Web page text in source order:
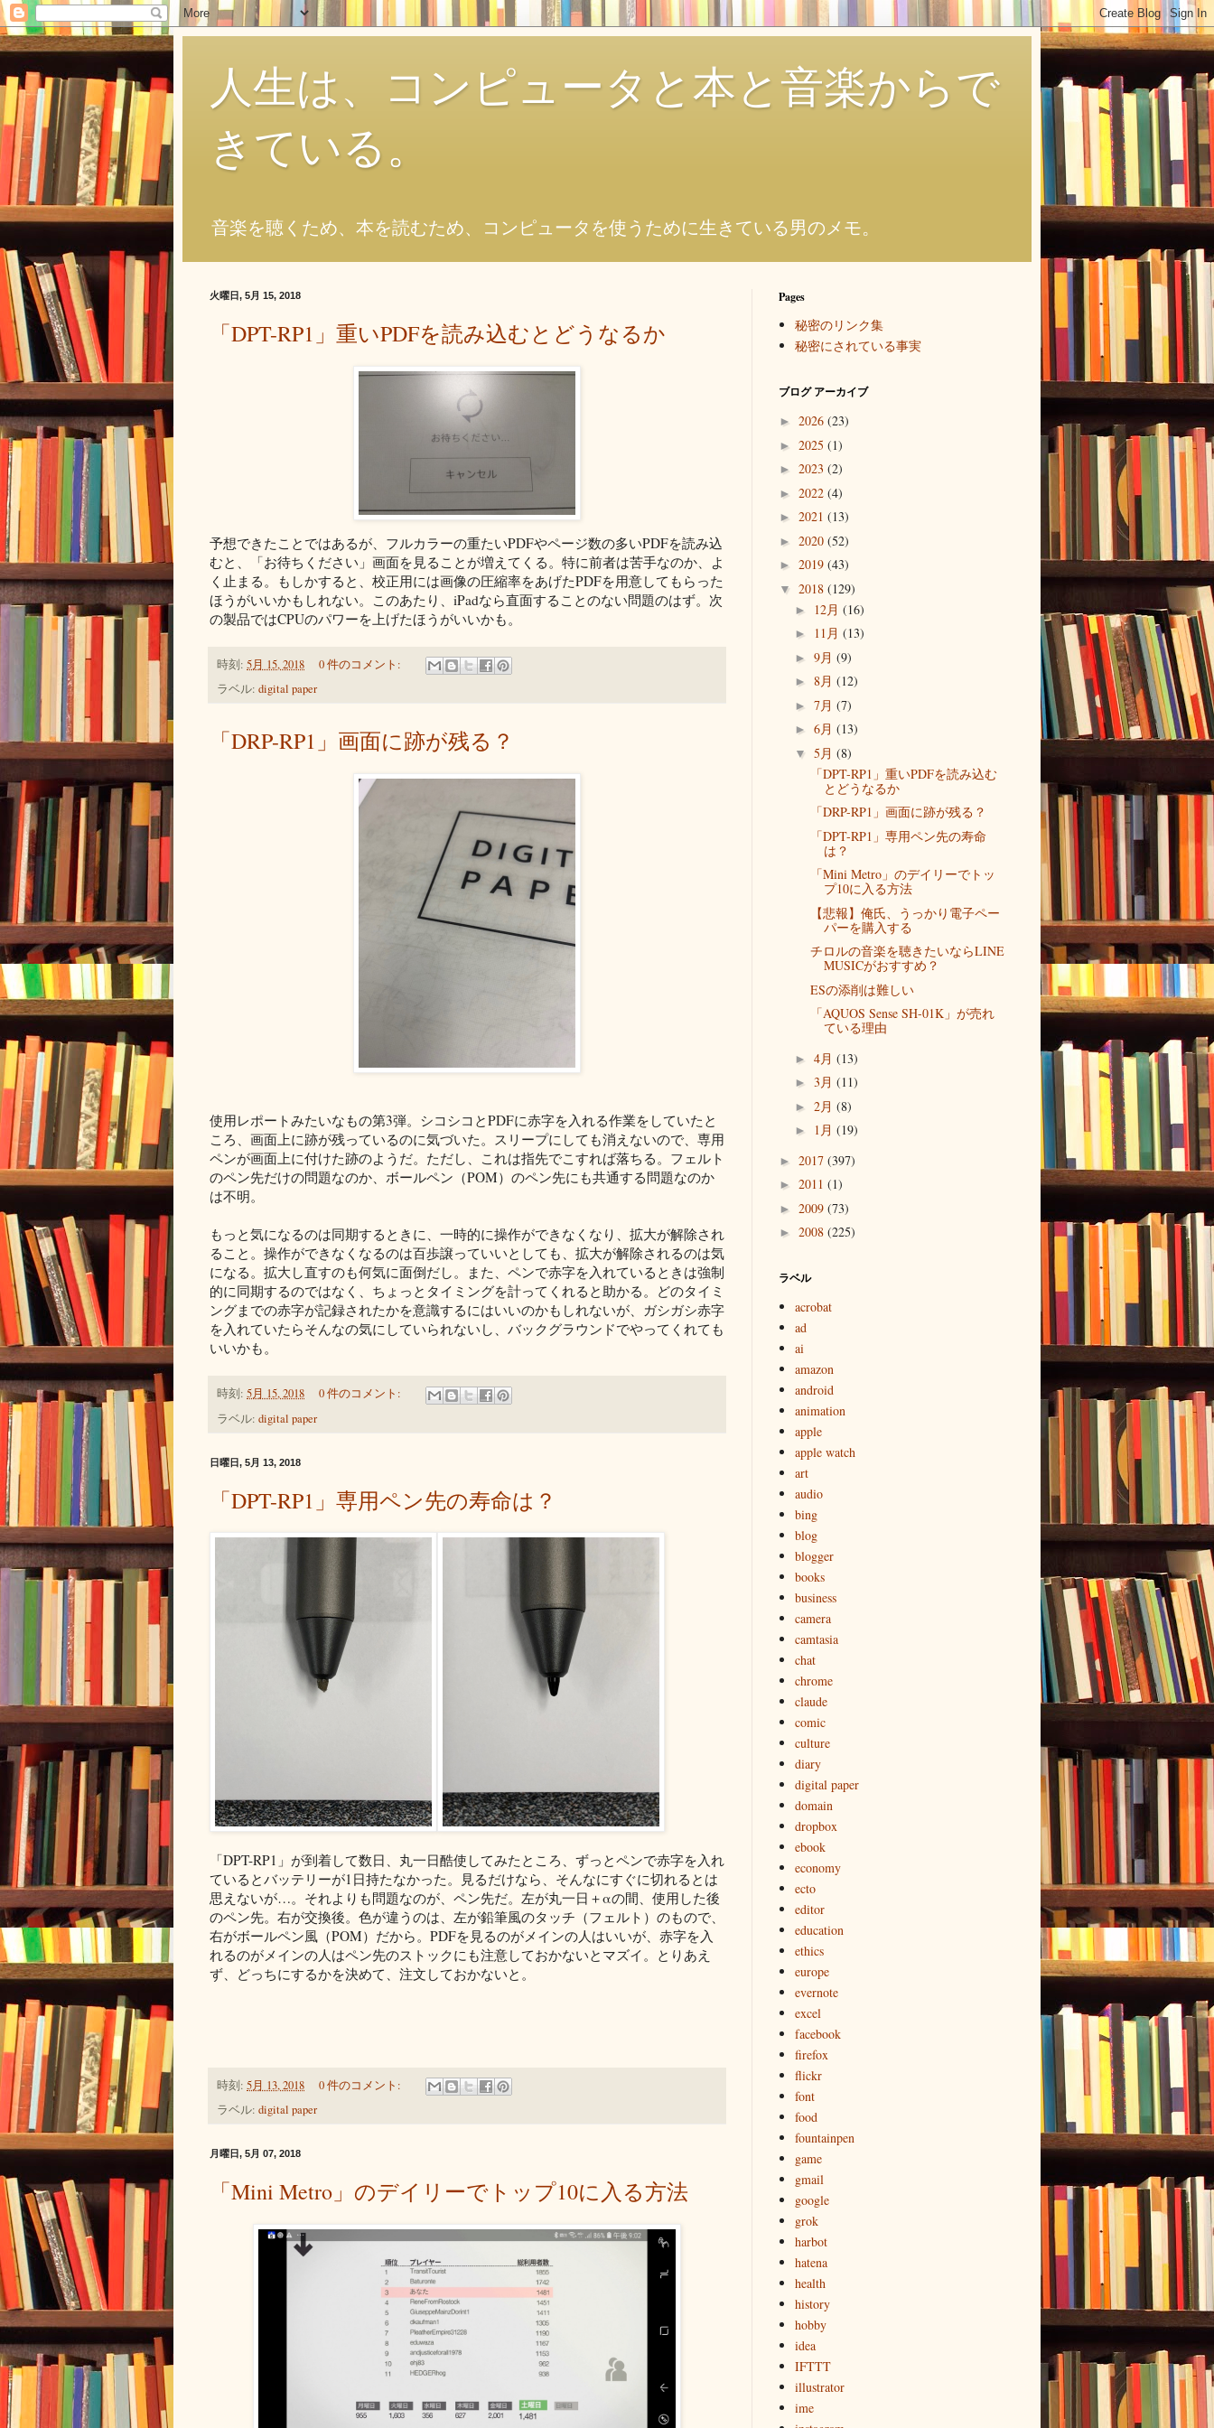
人生は、コンピュータと本と音楽からで
きている。
音楽を聴くため、本を読むため、コンピュータを使うために生きている男のメモ。
火曜日, 5月 15, 2018
「DPT-RP1」重いPDFを読み込むとどうなるか
予想できたことではあるが、フルカラーの重たいPDFやページ数の多いPDFを読み込
むと、「お待ちください」画面を見ることが増えてくる。特に前者は苦手なのか、よ
く止まる。もしかすると、校正用には画像の圧縮率をあげたPDFを用意してもらった
ほうがいいかもしれない。このあたり、iPadなら直面することのない問題のはず。次
の製品ではCPUのパワーを上げたほうがいいかも。
時刻: 5月 15, 2018
0 件のコメント:
ラベル: digital paper
「DRP-RP1」画面に跡が残る？
使用レポートみたいなもの第3弾。シコシコとPDFに赤字を入れる作業をしていたと
ころ、画面上に跡が残っているのに気づいた。スリープにしても消えないので、専用
ペンが画面上に付けた跡のようだ。ただし、これは指先でこすれば落ちる。フェルト
のペン先だけの問題なのか、ボールペン（POM）のペン先にも共通する問題なのか
は不明。
もっと気になるのは同期するときに、一時的に操作ができなくなり、拡大が解除され
ること。操作ができなくなるのは百歩譲っていいとしても、拡大が解除されるのは気
になる。拡大し直すのも何気に面倒だし。また、ペンで赤字を入れているときは強制
的に同期するのではなく、ちょっとタイミングを計ってくれると助かる。どのタイミ
ングまでの赤字が記録されたかを意識するにはいいのかもしれないが、ガシガシ赤字
を入れていたらそんなの気にしていられないし、バックグラウンドでやってくれても
いいかも。
時刻: 5月 15, 2018
0 件のコメント:
ラベル: digital paper
日曜日, 5月 13, 2018
「DPT-RP1」専用ペン先の寿命は？
「DPT-RP1」が到着して数日、丸一日酷使してみたところ、ずっとペンで赤字を入れ
ているとバッテリーが1日持たなかった。見るだけなら、そんなにすぐに切れるとは
思えないが…。それよりも問題なのが、ペン先だ。左が丸一日＋αの間、使用した後
のペン先。右が交換後。色が違うのは、左が鉛筆風のタッチ（フェルト）のもので、
右がボールペン風（POM）だから。PDFを見るのがメインの人はいいが、赤字を入
れるのがメインの人はペン先のストックにも注意しておかないとマズイ。とりあえ
ず、どっちにするかを決めて、注文しておかないと。
時刻: 5月 13, 2018
0 件のコメント:
ラベル: digital paper
月曜日, 5月 07, 2018
「Mini Metro」のデイリーでトップ10に入る方法
Pages
秘密のリンク集
秘密にされている事実
ブログ アーカイブ
► 2026 (23)
► 2025 (1)
► 2023 (2)
► 2022 (4)
► 2021 (13)
► 2020 (52)
► 2019 (43)
▼ 2018 (129)
► 12月 (16)
► 11月 (13)
► 9月 (9)
► 8月 (12)
► 7月 (7)
► 6月 (13)
▼ 5月 (8)
「DPT-RP1」重いPDFを読み込む
とどうなるか
「DRP-RP1」画面に跡が残る？
「DPT-RP1」専用ペン先の寿命
は？
「Mini Metro」のデイリーでトッ
プ10に入る方法
【悲報】俺氏、うっかり電子ペー
パーを購入する
チロルの音楽を聴きたいならLINE
MUSICがおすすめ？
ESの添削は難しい
「AQUOS Sense SH-01K」が売れ
ている理由
► 4月 (13)
► 3月 (11)
► 2月 (8)
► 1月 (19)
► 2017 (397)
► 2011 (1)
► 2009 (73)
► 2008 (225)
ラベル
acrobat
ad
ai
amazon
android
animation
apple
apple watch
art
audio
bing
blog
blogger
books
business
camera
camtasia
chat
chrome
claude
comic
culture
diary
digital paper
domain
dropbox
ebook
economy
ecto
editor
education
ethics
europe
evernote
excel
facebook
firefox
flickr
font
food
fountainpen
game
gmail
google
grok
harbot
hatena
health
history
hobby
idea
IFTTT
illustrator
ime